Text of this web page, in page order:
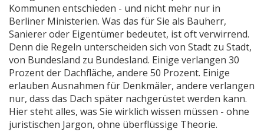
Kommunen entschieden - und nicht mehr nur in
Berliner Ministerien. Was das für Sie als Bauherr,
Sanierer oder Eigentümer bedeutet, ist oft verwirrend.
Denn die Regeln unterscheiden sich von Stadt zu Stadt,
von Bundesland zu Bundesland. Einige verlangen 30
Prozent der Dachfläche, andere 50 Prozent. Einige
erlauben Ausnahmen für Denkmäler, andere verlangen
nur, dass das Dach später nachgerüstet werden kann.
Hier steht alles, was Sie wirklich wissen müssen - ohne
juristischen Jargon, ohne überflüssige Theorie.